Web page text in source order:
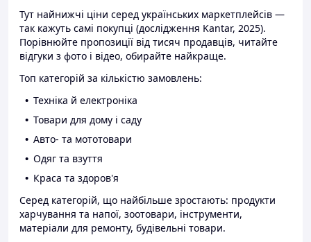
Тут найнижчі ціни серед українських маркетплейсів —
так кажуть самі покупці (дослідження Kantar, 2025).
Порівнюйте пропозиції від тисяч продавців, читайте
відгуки з фото і відео, обирайте найкраще.
Топ категорій за кількістю замовлень:
Техніка й електроніка
Товари для дому і саду
Авто- та мототовари
Одяг та взуття
Краса та здоров'я
Серед категорій, що найбільше зростають: продукти
харчування та напої, зоотовари, інструменти,
матеріали для ремонту, будівельні товари.